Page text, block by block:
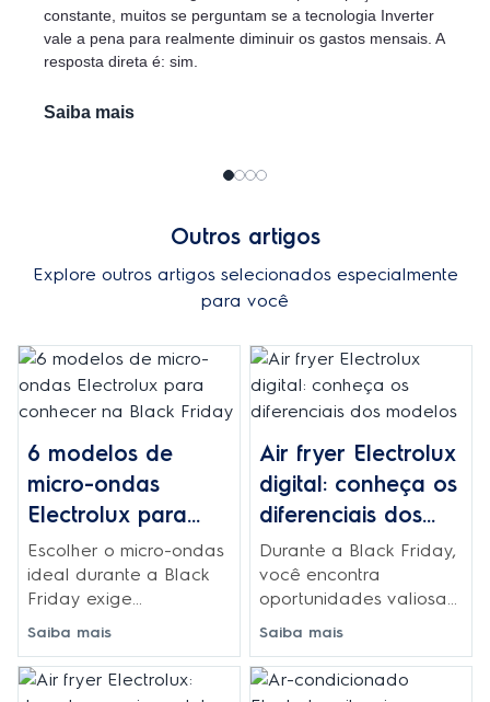
constante, muitos se perguntam se a tecnologia Inverter
vale a pena para realmente diminuir os gastos mensais. A
resposta direta é: sim.
Saiba mais
Outros artigos
Explore outros artigos selecionados especialmente
para você
6 modelos de
micro-ondas
Electrolux para
conhecer na Black
Friday
Escolher o micro-ondas
ideal durante a Black
Friday exige
e funcionalidades que
realmente fazem
Saiba mais
Air fryer Electrolux
digital: conheça os
diferenciais dos
modelos
Durante a Black Friday,
você encontra
oportunidades valiosas
que transforma
Saiba mais